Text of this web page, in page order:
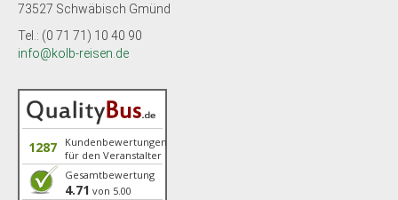
73527 Schwäbisch Gmünd
Tel.: (0 71 71) 10 40 90
info@kolb-reisen.de
1287
Kundenbewertungen
für den Veranstalter
Gesamtbewertung
4.71 von 5.00